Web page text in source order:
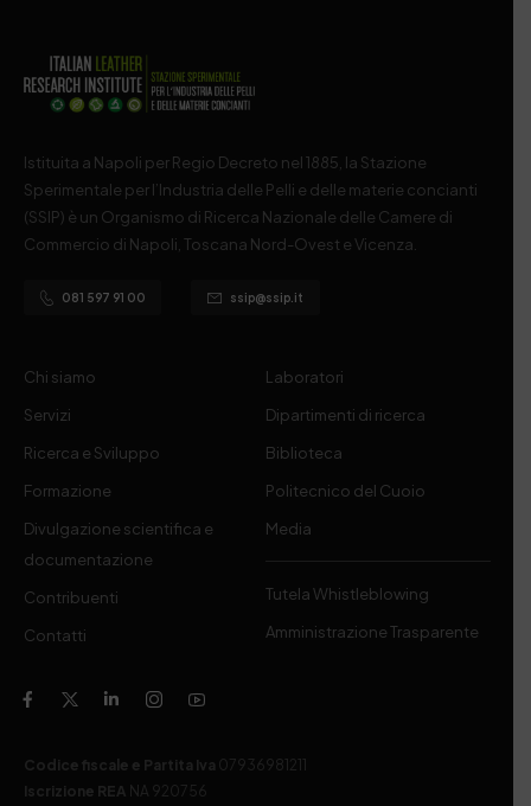
Istituita a Napoli per Regio Decreto nel 1885, la Stazione
Sperimentale per l’Industria delle Pelli e delle materie concianti
(SSIP) è un Organismo di Ricerca Nazionale delle Camere di
Commercio di Napoli, Toscana Nord-Ovest e Vicenza.
081 597 91 00 ssip@ssip.it
Chi siamo
Servizi
Ricerca e Sviluppo
Formazione
Divulgazione scientifica e
documentazione
Contribuenti
Contatti
Laboratori
Dipartimenti di ricerca
Biblioteca
Politecnico del Cuoio
Media
Tutela Whistleblowing
Amministrazione Trasparente
Codice fiscale e Partita Iva 07936981211
Iscrizione REA NA 920756